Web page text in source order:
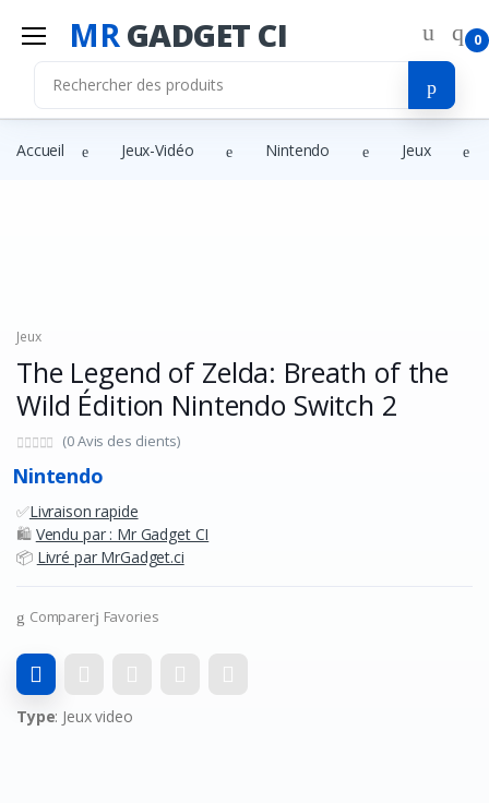
MRGADGET CI 0
Accueil Jeux-Vidéo Nintendo Jeux
Jeux
The Legend of Zelda: Breath of the
Wild Édition Nintendo Switch 2
(0 Avis des clients)
Nintendo
✅Livraison rapide
🛍️ Vendu par : Mr Gadget CI
📦 Livré par MrGadget.ci
Comparer Favories
Type: Jeux video